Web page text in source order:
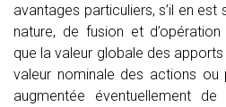
avantages particuliers, s’il en est
nature, de fusion et
que la valeur globale des
valeur nominale des actions
augmentée éventuellement